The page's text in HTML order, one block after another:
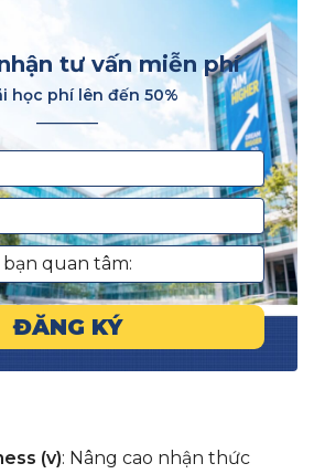
tư vấn miễn phí
học phí lên đến 50%
ĐĂNG KÝ
(v): Nâng cao nhận thức